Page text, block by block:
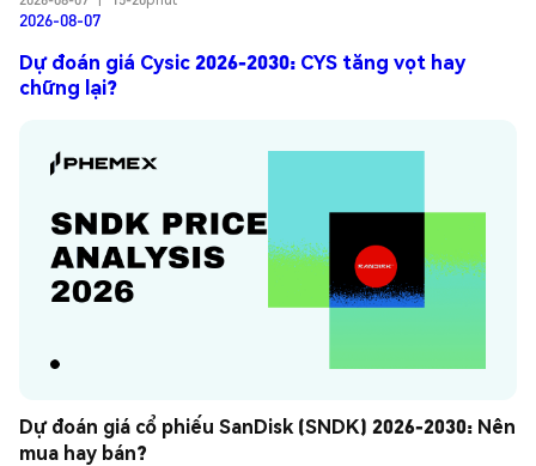
2026-08-07
Dự đoán giá Cysic 2026-2030: CYS tăng vọt hay
chững lại?
Dự đoán giá cổ phiếu SanDisk (SNDK) 2026-2030: Nên
mua hay bán?